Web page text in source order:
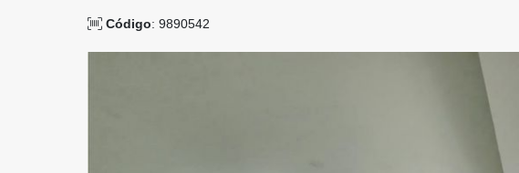
Código: 9890542